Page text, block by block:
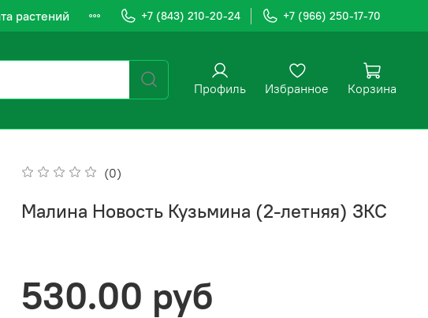
растений +7 (843) 210-20-24 +7 (966) 250-17-70
Профиль Избранное Корзина
(0)
Малина Новость Кузьмина (2-летняя) ЗКС
530.00 руб